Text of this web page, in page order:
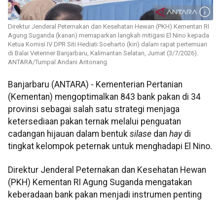
Direktur Jenderal Peternakan dan Kesehatan Hewan (PKH) Kementan RI
Agung Suganda (kanan) memaparkan langkah mitigasi El Nino kepada
Ketua Komisi IV DPR Siti Hediati Soeharto (kiri) dalam rapat pertemuan
di Balai Veteriner Banjarbaru, Kalimantan Selatan, Jumat (3/7/2026).
ANTARA/Tumpal Andani Aritonang
Banjarbaru (ANTARA) - Kementerian Pertanian
(Kementan) mengoptimalkan 843 bank pakan di 34
provinsi sebagai salah satu strategi menjaga
ketersediaan pakan ternak melalui penguatan
cadangan hijauan dalam bentuk silase dan haydi
tingkat kelompok peternak untuk menghadapi El Nino.
Direktur Jenderal Peternakan dan Kesehatan Hewan
(PKH) Kementan RI Agung Suganda mengatakan
keberadaan bank pakan menjadi instrumen penting